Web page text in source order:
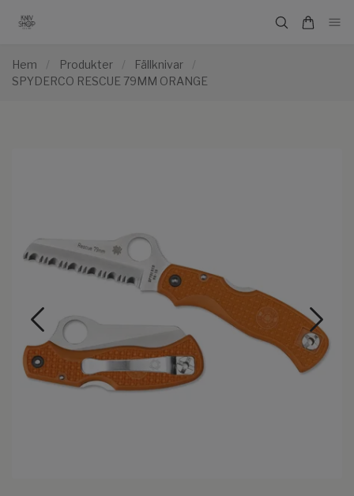
Hem / Produkter / Fällknivar
/
SPYDERCO RESCUE 79MM ORANGE